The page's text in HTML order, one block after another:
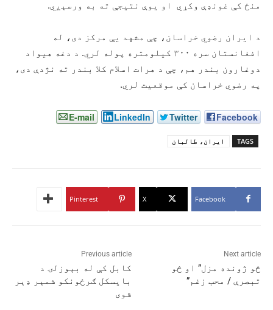
منځ کې غونډې وکړي او یوې نتیجې ته به ورسېږي.
د ایران رضوي خراسان، چې مشهد یې مرکز دی، له
افغانستان سره ۳۰۰ کیلومتره پوله لري. د دغه هیواد
دوغارون بندر هم، چې د هرات اسلام کلا بندر ته نژدې دی،
په رضوي خراسان کې موقعیت لري.
Facebook
Twitter
LinkedIn
E-mail
TAGS ایران، طالبان
Facebook
X
Pinterest
Previous article
کابل کې له بېوزلۍ د
بايسکل ګرځونکو شمېر ډېر
شوی
Next article
څو ژونده مزل” او څو
تبصرې / محب زغم”